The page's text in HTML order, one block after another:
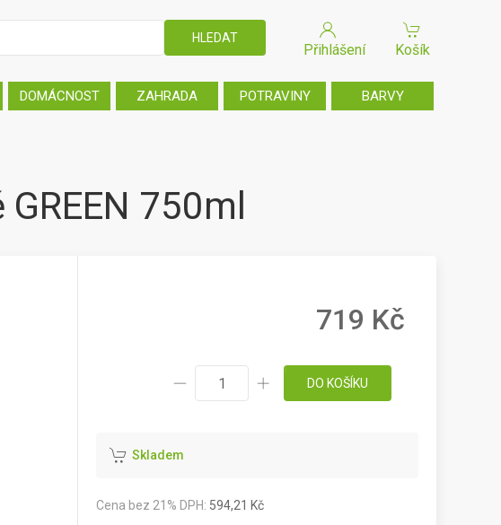
Přihlášení Košík
DOMÁCNOST ZAHRADA POTRAVINY BARVY
750ml
719 Kč
DO KOŠÍKU
Skladem
Cena bez 21% DPH: 594,21 Kč